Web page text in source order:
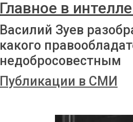
Главное в
Василий Зуев
какого
недобросовестным
Публикации в СМИ